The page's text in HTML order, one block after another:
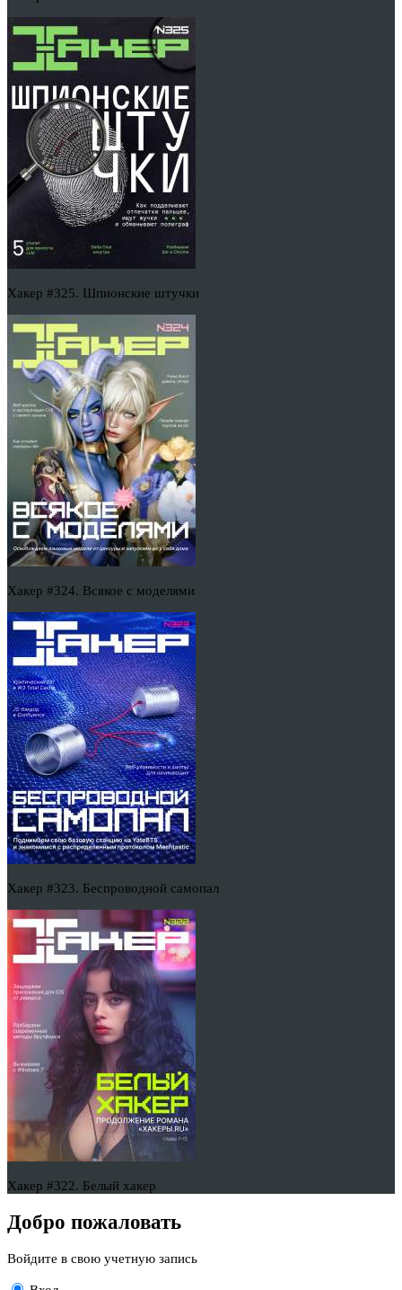
Хакер #325. Шпионские штучки
Хакер #324. Всякое с моделями
Хакер #323. Беспроводной самопал
Хакер #322. Белый хакер
Добро пожаловать
Войдите в свою учетную запись